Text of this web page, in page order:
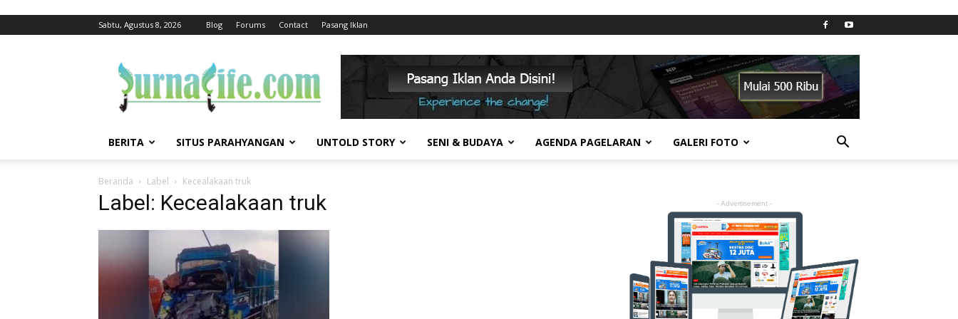
Sabtu, Agustus 8, 2026 Blog Forums Contact Pasang Iklan
BERITA SITUS PARAHYANGAN UNTOLD STORY SENI & BUDAYA AGENDA PAGELARAN GALERI FOTO
Beranda Label Kecealakaan truk
Label: Kecealakaan truk - Advertisement -